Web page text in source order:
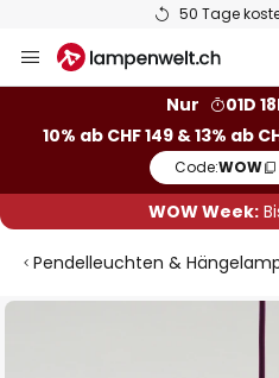
50 Tage
Inhalt
Nur
01D
10% ab CHF 149 & 13% ab
Code:WOW
WOW Week:
Pendelleuchten &
Zum